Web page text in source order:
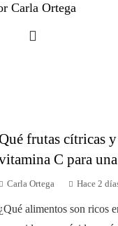
Carla Ortega
frutas cítricas
C para
Carla Ortega Hace 2
¿Qué alimentos son ricos